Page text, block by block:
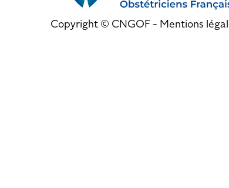
Copyright © CNGOF - Mentions